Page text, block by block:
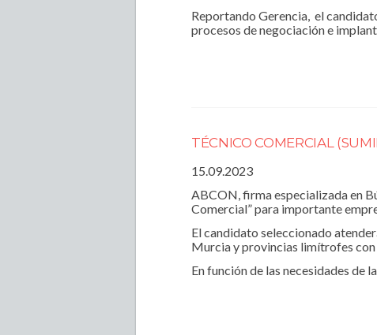
Reportando Gerencia, el
procesos de negociación e
TÉCNICO COMERCIAL
15.09.2023
ABCON, firma especializada en
Comercial” para importante
El candidato seleccionado
Murcia y provincias limítrofes
En función de las necesidades de